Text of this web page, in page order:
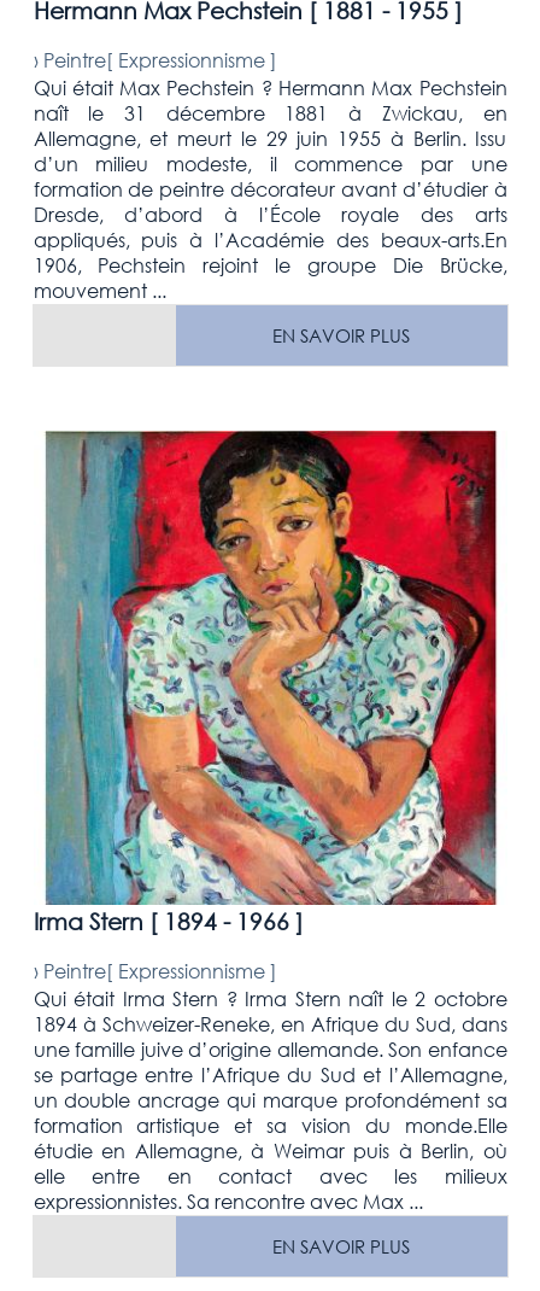
Hermann Max Pechstein [ 1881 - 1955]
› Peintre[ Expressionnisme]
Qui était Max Pechstein ? Hermann Max Pechstein
naît le 31 décembre 1881 à Zwickau, en
Allemagne, et meurt le 29 juin 1955 à Berlin. Issu
d’un milieu modeste, il commence par une
formation de peintre décorateur avant d’étudier à
Dresde, d’abord à l’École royale des arts
appliqués, puis à l’Académie des beaux-arts.En
1906, Pechstein rejoint le groupe Die Brücke,
mouvement ...
EN SAVOIR PLUS
Irma Stern [ 1894 - 1966]
› Peintre[ Expressionnisme]
Qui était Irma Stern ? Irma Stern naît le 2 octobre
1894 à Schweizer-Reneke, en Afrique du Sud, dans
une famille juive d’origine allemande. Son enfance
se partage entre l’Afrique du Sud et l’Allemagne,
un double ancrage qui marque profondément sa
formation artistique et sa vision du monde.Elle
étudie en Allemagne, à Weimar puis à Berlin, où
elle entre en contact avec les milieux
expressionnistes. Sa rencontre avec Max ...
EN SAVOIR PLUS